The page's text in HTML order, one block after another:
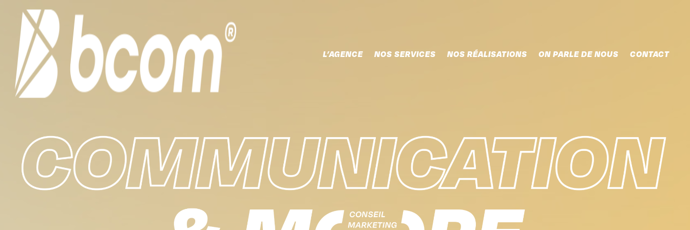
L’AGENCE NOS SERVICES NOS RÉALISATIONS ON PARLE DE NOUS CONTACT